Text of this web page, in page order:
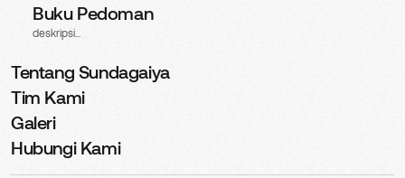
Buku Pedoman
deskripsi...
Tentang Sundagaiya
Tim Kami
Galeri
Hubungi Kami